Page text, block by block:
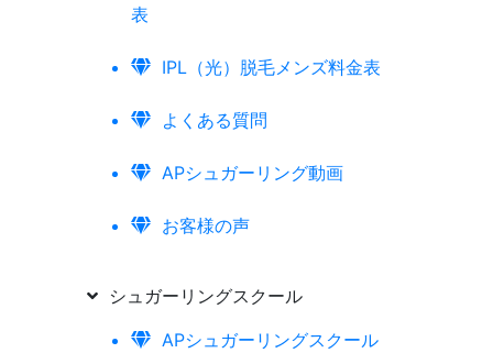
表
IPL（光）脱毛メンズ料金表
よくある質問
APシュガーリング動画
お客様の声
シュガーリングスクール
APシュガーリングスクール